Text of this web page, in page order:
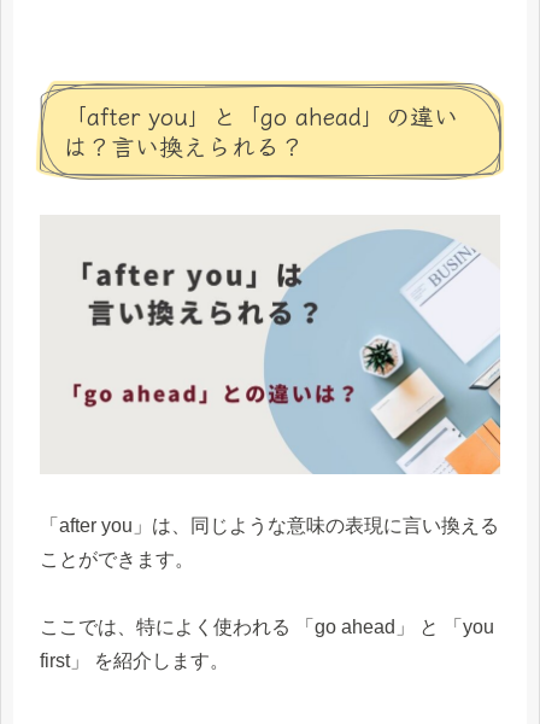
「after you」と「go ahead」の違い
は？言い換えられる？
「after you」は、同じような意味の表現に言い換える
ことができます。
ここでは、特によく使われる 「go ahead」 と 「you
first」 を紹介します。